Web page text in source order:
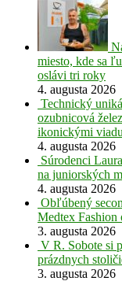
miesto, kde sa
oslávi tri roky
4. augusta 2026
Technický
ozubnicová
ikonickými
4. augusta 2026
Súrodenci
na juniorských
4. augusta 2026
Obľúbený
Medtex Fashion
3. augusta 2026
V R. Sobote si
prázdnych
3. augusta 2026